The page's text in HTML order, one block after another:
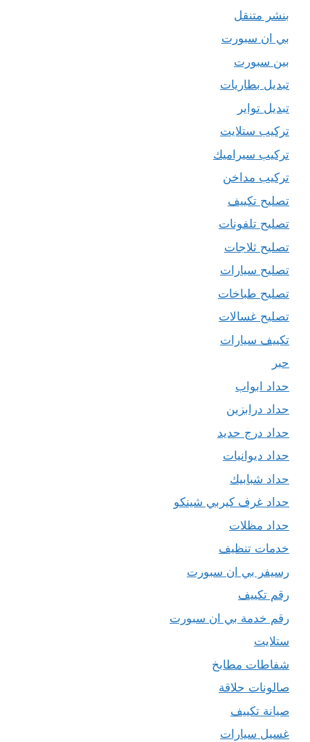
بنشر متنقل
بي ان سبورت
بين سبورت
تبديل بطاريات
تبديل تواير
تركيب ستلايت
تركيب سيراميك
تركيب مداخن
تصليح تكييف
تصليح تلفونات
تصليح ثلاجات
تصليح سيارات
تصليح طباخات
تصليح غسالات
تكييف سيارات
حبر
حداد ابواب
حداد درابزين
حداد درج حديد
حداد ديوانيات
حداد شبابيك
حداد غرف كيربي شينكو
حداد مظلات
خدمات تنظيف
رسيفر بي ان سبورت
رقم تكييف
رقم خدمة بي ان سبورت
ستلايت
شفاطات مطابخ
صالونات حلاقة
صيانة تكييف
غسيل سيارات